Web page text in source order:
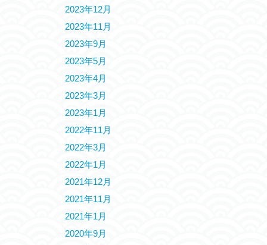
2023年12月
2023年11月
2023年9月
2023年5月
2023年4月
2023年3月
2023年1月
2022年11月
2022年3月
2022年1月
2021年12月
2021年11月
2021年1月
2020年9月